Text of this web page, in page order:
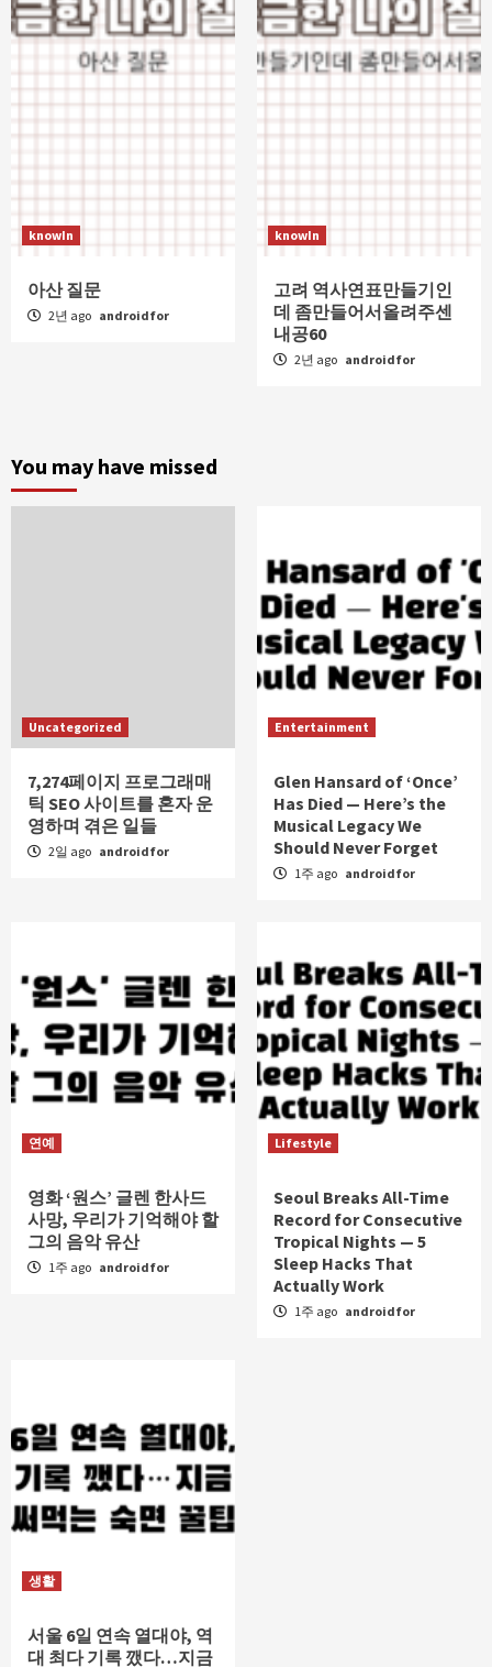
knowIn
아산 질문
2년 ago androidfor
knowIn
고려 역사연표만들기인
데 좀만들어서올려주센
내공60
2년 ago androidfor
You may have missed
Uncategorized
7,274페이지 프로그래매
틱 SEO 사이트를 혼자 운
영하며 겪은 일들
2일 ago androidfor
Entertainment
Glen Hansard of ‘Once’
Has Died — Here’s the
Musical Legacy We
Should Never Forget
1주 ago androidfor
연예
영화 ‘원스’ 글렌 한사드
사망, 우리가 기억해야 할
그의 음악 유산
1주 ago androidfor
Lifestyle
Seoul Breaks All-Time
Record for Consecutive
Tropical Nights — 5
Sleep Hacks That
Actually Work
1주 ago androidfor
생활
서울 6일 연속 열대야, 역
대 최다 기록 깼다…지금